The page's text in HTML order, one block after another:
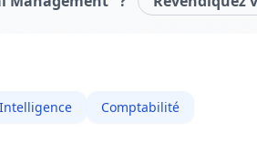
Comptabilité